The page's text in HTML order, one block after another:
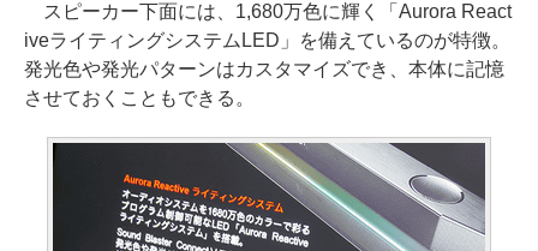
スピーカー下面には、1,680万色に輝く「Aurora React
iveライティングシステムLED」を備えているのが特徴。
発光色や発光パターンはカスタマイズでき、本体に記憶
させておくこともできる。